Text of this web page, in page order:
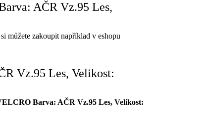
AČR Vz.95 Les,
si můžete zakoupit například v eshopu
Vz.95 Les, Velikost:
Barva: AČR Vz.95 Les, Velikost: